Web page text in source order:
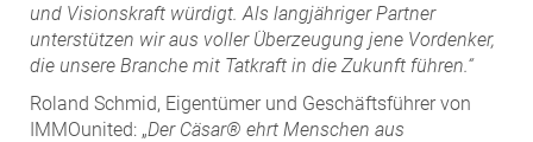
und Visionskraft würdigt. Als langjähriger Partner
unterstützen wir aus voller Überzeugung jene Vordenker,
die unsere Branche mit Tatkraft in die Zukunft führen.“
Roland Schmid, Eigentümer und Geschäftsführer von
IMMOunited: „Der Cäsar® ehrt Menschen aus